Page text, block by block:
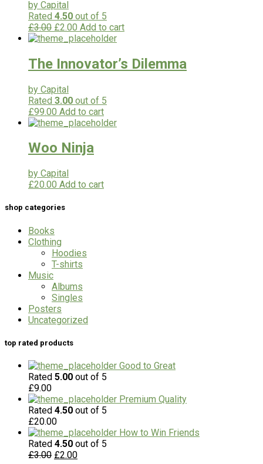
by Capital
Rated 4.50 out of 5
£3.00 £2.00 Add to cart
The Innovator’s Dilemma
by Capital
Rated 3.00 out of 5
£99.00 Add to cart
Woo Ninja
by Capital
£20.00 Add to cart
shop categories
Books
Clothing
Hoodies
T-shirts
Music
Albums
Singles
Posters
Uncategorized
top rated products
Good to Great
Rated 5.00 out of 5
£9.00
Premium Quality
Rated 4.50 out of 5
£20.00
How to Win Friends
Rated 4.50 out of 5
£3.00 £2.00